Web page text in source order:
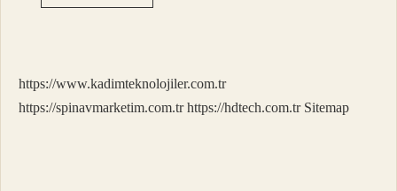
Dizi
https://www.kadimteknolojiler.com.tr
https://spinavmarketim.com.tr https://hdtech.com.tr Sitemap